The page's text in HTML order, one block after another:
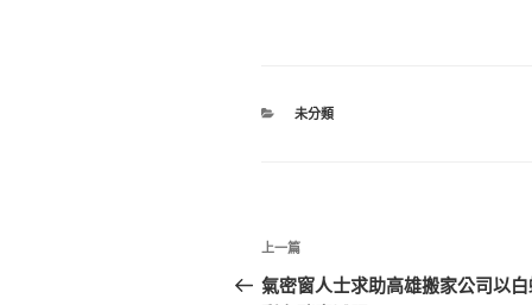
分
未分類
文
章
上
一
上一篇
氣密窗人士求助高雄搬家公司以